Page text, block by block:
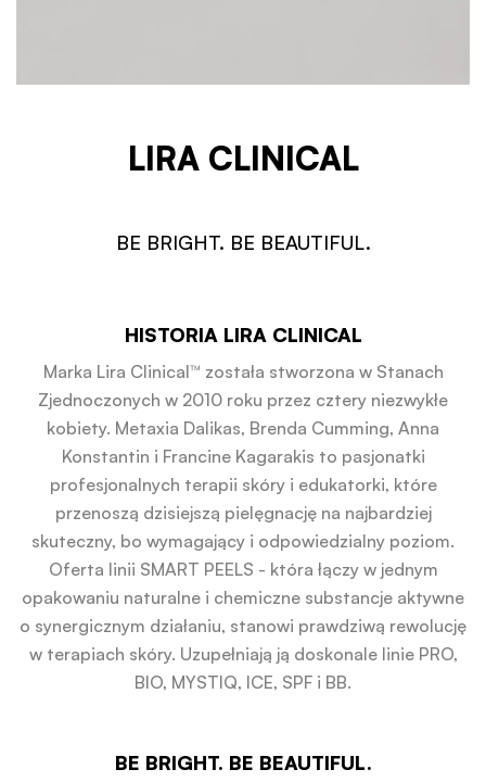
LIRA CLINICAL
BE BRIGHT. BE BEAUTIFUL.
HISTORIA LIRA CLINICAL
Marka Lira Clinical™ została stworzona w Stanach
Zjednoczonych w 2010 roku przez cztery niezwykłe
kobiety. Metaxia Dalikas, Brenda Cumming, Anna
Konstantin i Francine Kagarakis to pasjonatki
profesjonalnych terapii skóry i edukatorki, które
przenoszą dzisiejszą pielęgnację na najbardziej
skuteczny, bo wymagający i odpowiedzialny poziom.
Oferta linii SMART PEELS - która łączy w jednym
opakowaniu naturalne i chemiczne substancje aktywne
o synergicznym działaniu, stanowi prawdziwą rewolucję
w terapiach skóry. Uzupełniają ją doskonale linie PRO,
BIO, MYSTIQ, ICE, SPF i BB.
BE BRIGHT. BE BEAUTIFUL.